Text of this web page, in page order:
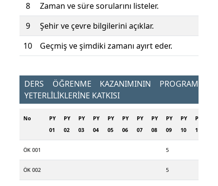
8
Zaman ve süre sorularını listeler.
9
Şehir ve çevre bilgilerini açıklar.
10
Geçmiş ve şimdiki zamanı ayırt eder.
DERS ÖĞRENME KAZANIMININ PROGRAM
YETERLİLİKLERİNE KATKISI
No
PY
01
PY
02
PY
03
PY
04
PY
05
PY
06
PY
07
PY
08
PY
09
PY
10
PY
11
ÖK 001 5
ÖK 002 5